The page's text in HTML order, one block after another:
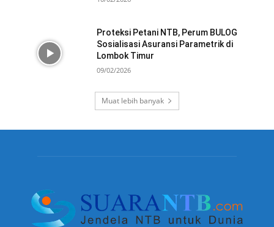
Proteksi Petani NTB, Perum BULOG
Sosialisasi Asuransi Parametrik di
Lombok Timur
09/02/2026
Muat lebih banyak